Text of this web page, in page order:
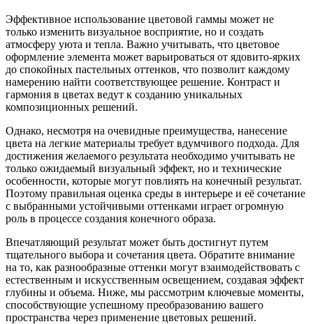
Эффективное использование цветовой гаммы может не
только изменить визуальное восприятие, но и создать
атмосферу уюта и тепла. Важно учитывать, что цветовое
оформление элемента может варьироваться от ядовито-ярких
до спокойных пастельных оттенков, что позволит каждому
намерению найти соответствующее решение. Контраст и
гармония в цветах ведут к созданию уникальных
композиционных решений.
Однако, несмотря на очевидные преимущества, нанесение
цвета на легкие материалы требует вдумчивого подхода. Для
достижения желаемого результата необходимо учитывать не
только ожидаемый визуальный эффект, но и технические
особенности, которые могут повлиять на конечный результат.
Поэтому правильная оценка среды в интерьере и её сочетание
с выбранными устойчивыми оттенками играет огромную
роль в процессе создания конечного образа.
Впечатляющий результат может быть достигнут путем
тщательного выбора и сочетания цвета. Обратите внимание
на то, как разнообразные оттенки могут взаимодействовать с
естественным и искусственным освещением, создавая эффект
глубины и объема. Ниже, мы рассмотрим ключевые моменты,
способствующие успешному преобразованию вашего
пространства через применение цветовых решений.